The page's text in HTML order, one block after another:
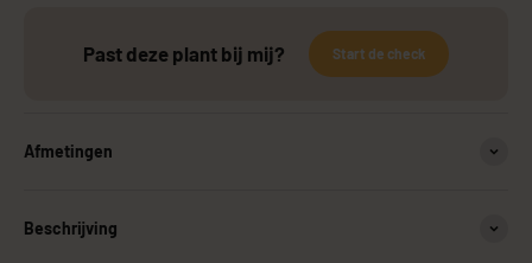
Past deze plant bij mij? Start de check
Afmetingen
Beschrijving